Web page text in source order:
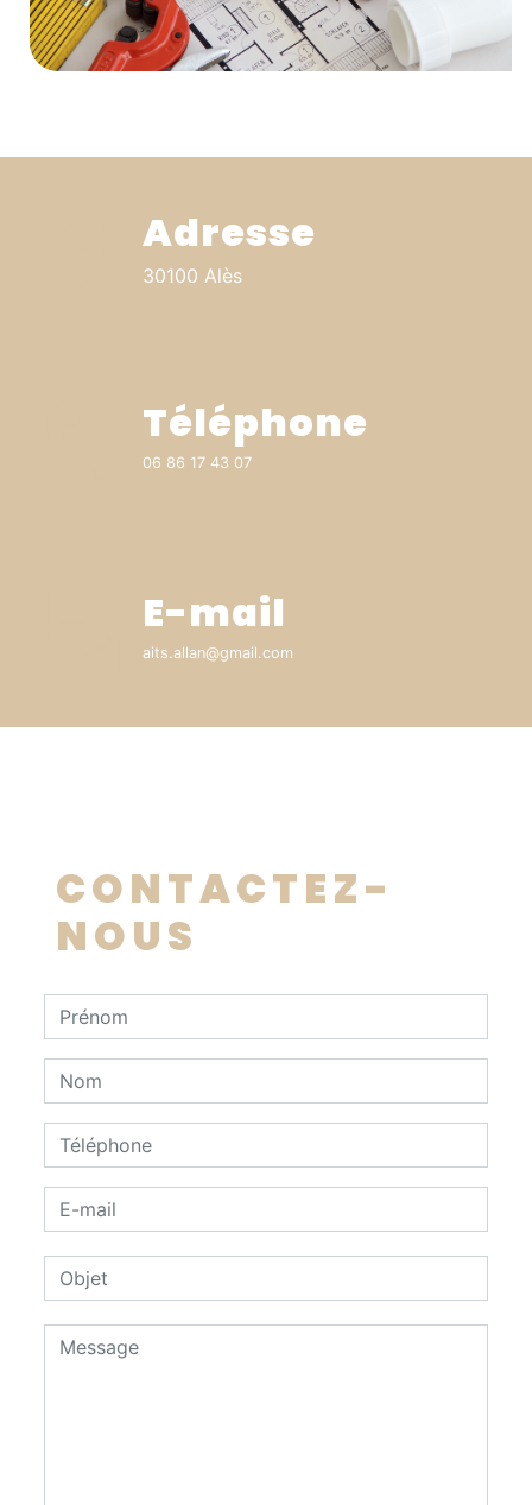
Adresse
30100 Alès
Téléphone
06 86 17 43 07
E-mail
aits.allan@gmail.com
CONTACTEZ-
NOUS